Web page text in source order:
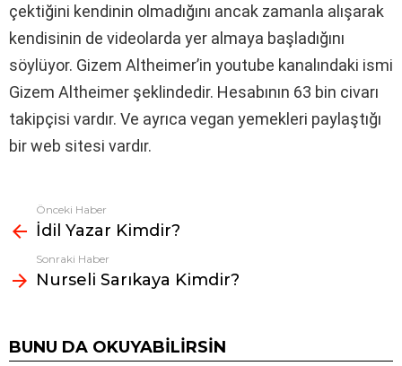
çektiğini kendinin olmadığını ancak zamanla alışarak
kendisinin de videolarda yer almaya başladığını
söylüyor. Gizem Altheimer’in youtube kanalındaki ismi
Gizem Altheimer şeklindedir. Hesabının 63 bin civarı
takipçisi vardır. Ve ayrıca vegan yemekleri paylaştığı
bir web sitesi vardır.
Fazlasına
bak
Önceki Haber
İdil Yazar Kimdir?
Sonraki Haber
Nurseli Sarıkaya Kimdir?
BUNU DA OKUYABILIRSIN